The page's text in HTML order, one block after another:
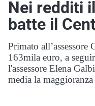
Nei redditi
batte il
Primato
163mila euro, a
l'assessore Elena
media la